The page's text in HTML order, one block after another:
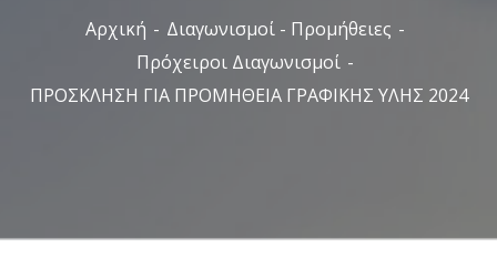
Αρχική
Διαγωνισμοί - Προμήθειες
Πρόχειροι Διαγωνισμοί
ΠΡΟΣΚΛΗΣΗ ΓΙΑ ΠΡΟΜΗΘΕΙΑ ΓΡΑΦΙΚΗΣ ΥΛΗΣ 2024